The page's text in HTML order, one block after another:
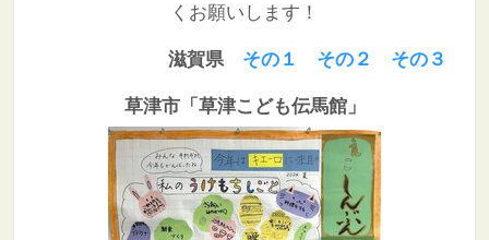
くお願いします！
滋賀県 その１ その２ その３
草津市「草津こども伝馬館」